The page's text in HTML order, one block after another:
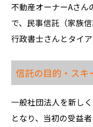
不動産オーナーAさ
で、民事信託（家族
行政書士さんとタイ
信託の目的・スキ
一般社団法人を新し
となり、当初の受益者